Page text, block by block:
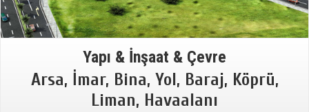
Yapı & İnşaat & Çevre
Arsa, İmar, Bina, Yol, Baraj, Köprü,
Liman, Havaalanı